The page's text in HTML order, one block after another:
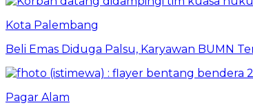
Kota Palembang
Beli Emas Diduga Palsu, Karyawan BUMN
Pagar Alam